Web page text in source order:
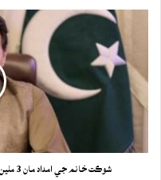
شوڪت خانم جي امداد مان 3 ملين ڊالرز جي سيڙپڪاري ڪئي:عمران جو اعتراف